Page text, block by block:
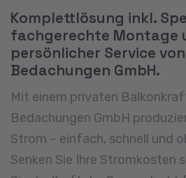
Komplettlösung inkl.
fachgerechte Montage
persönlicher Service
Bedachungen GmbH.
Mit einem privaten
Bedachungen GmbH
Strom – einfach, schnell und
Senken Sie Ihre Stromkosten